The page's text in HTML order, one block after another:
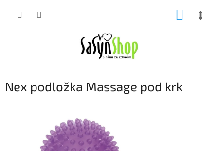
Nex podložka Massage pod krk